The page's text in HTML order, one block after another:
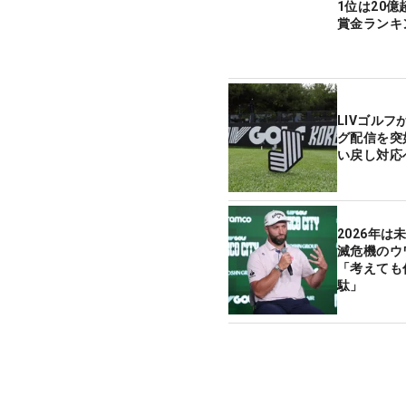
1位は20
賞金ランキ
LIVゴルフ
グ配信を
い戻し対応
2026年は
滅危機のウ
「考えて
駄」